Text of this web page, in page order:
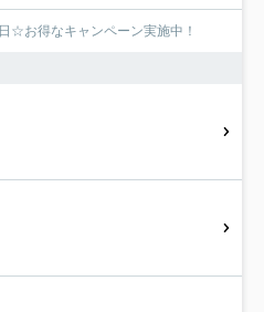
☆お得なキャンペーン実施中！